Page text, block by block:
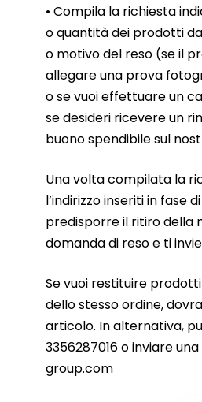
• Compila la richiesta
o quantità dei prodotti
o motivo del reso (se il
allegare una prova
o se vuoi effettuare un
se desideri ricevere un
buono spendibile sul
Una volta compilata la
l’indirizzo inseriti in fase
predisporre il ritiro della
domanda di reso e ti
Se vuoi restituire
dello stesso ordine,
articolo. In alternativa,
3356287016 o inviare
group.com